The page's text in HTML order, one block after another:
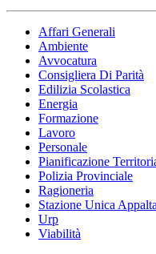
Affari Generali
Ambiente
Avvocatura
Consigliera Di Parità
Edilizia Scolastica
Energia
Formazione
Lavoro
Personale
Pianificazione
Polizia Provinciale
Ragioneria
Stazione Unica
Urp
Viabilità